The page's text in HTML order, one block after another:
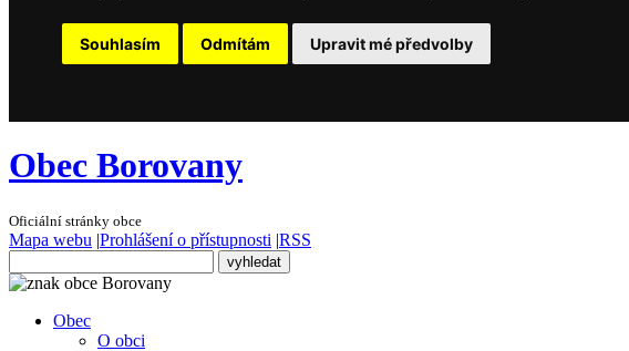
Souhlasím Odmítám Upravit mé předvolby
Obec Borovany
Oficiální stránky obce
Mapa webu |Prohlášení o přístupnosti |RSS
Obec
O obci